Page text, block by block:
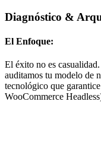
Diagnóstico &
El Enfoque:
El éxito no es
auditamos tu modelo de
tecnológico que
WooCommerce